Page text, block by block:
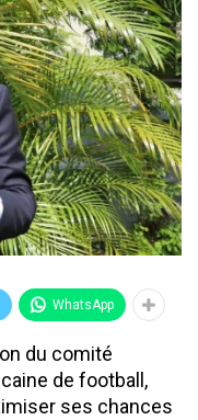
WhatsApp
du comité
de football,
ses chances